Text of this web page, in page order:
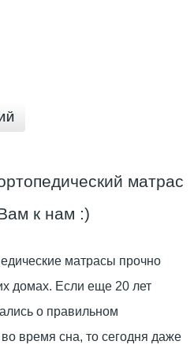
матрас
к нам :)
матрасы прочно
домах. Если еще 20 лет
о правильном
время сна, то сегодня даже